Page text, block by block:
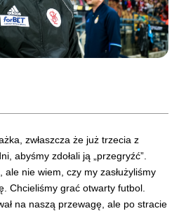
KUP BILET
zwłaszcza że już trzecia z
abyśmy zdołali ją „przegryźć”.
ale nie wiem, czy my zasłużyliśmy
Chcieliśmy grać otwarty futbol.
na naszą przewagę, ale po stracie